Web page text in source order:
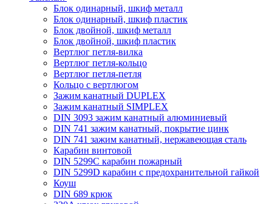
Блок одинарный, шкиф металл
Блок одинарный, шкиф пластик
Блок двойной, шкиф металл
Блок двойной, шкиф пластик
Вертлюг петля-вилка
Вертлюг петля-кольцо
Вертлюг петля-петля
Кольцо с вертлюгом
Зажим канатный DUPLEX
Зажим канатный SIMPLEX
DIN 3093 зажим канатный алюминиевый
DIN 741 зажим канатный, покрытие цинк
DIN 741 зажим канатный, нержавеющая сталь
Карабин винтовой
DIN 5299C карабин пожарный
DIN 5299D карабин с предохранительной гайкой
Коуш
DIN 689 крюк